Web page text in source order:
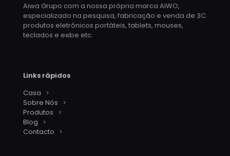
Aiwa Grupo com a nossa própria marca AIWO,
especializado na pesquisa, fabricação e venda de 3C
produtos eletrônicos portáteis, tablets, mouses,
teclados e exibe etc.
Links rápidos
Casa
Sobre Nós
Produtos
Blog
Contacto